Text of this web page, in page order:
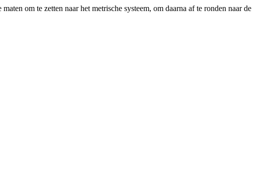
om te zetten naar het metrische systeem, om daarna af te ronden naar de